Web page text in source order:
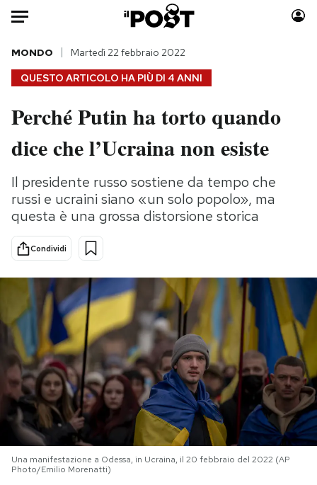
Auto
HOME
Italia
Politica
Tecnologia
Internet
Scienza
Cultura
Economia
Sport
Moda
Consumismi
Storie/Idee
Ok Boomer!
Media
Mondiali calcio 2026
PODCAST
NEWSLETTER
I MIEI PREFERITI
QUESTO ARTICOLO HA PIÙ DI 4 ANNI
MONDO Martedì 22 febbraio 2022
Perché Putin ha torto quando
dice che l’Ucraina non esiste
Il presidente russo sostiene da tempo che
russi e ucraini siano «un solo popolo», ma
questa è una grossa distorsione storica
Condividi
Una manifestazione a Odessa, in Ucraina, il 20 febbraio del 2022 (AP
Photo/Emilio Morenatti)